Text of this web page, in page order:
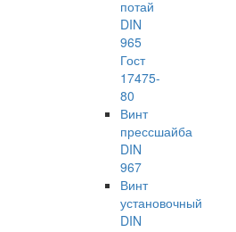
потай
DIN
965
Гост
17475-
80
Винт
прессшайба
DIN
967
Винт
установочный
DIN